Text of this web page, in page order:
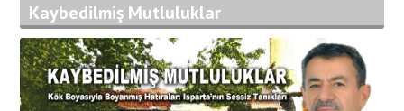
Kaybedilmiş Mutluluklar